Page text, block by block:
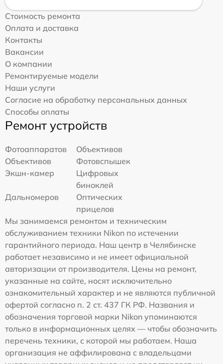
Стоимость ремонта
Оплата и доставка
Контакты
Вакансии
О компании
Ремонтируемые модели
Наши услуги
Согласие на обработку персональных данных
Способы оплаты
Ремонт устройств
Фотоаппаратов
Объективов
Объективов
Фотовспышек
Экшн-камер
Цифровых
биноклей
Дальномеров
Оптических
прицелов
Мы занимаемся ремонтом и техническим
обслуживанием техники Nikon по истечении
гарантийного периода. Наш центр в Челябинске
работает независимо и не имеет официальной
авторизации от производителя. Цены на ремонт,
указанные на сайте, носят исключительно
ознакомительный характер и не являются публичной
офертой согласно п. 2 ст. 437 ГК РФ. Названия и
обозначения торговой марки Nikon упоминаются
только в информационных целях — чтобы обозначить
перечень техники, с которой мы работаем. Наша
организация не аффилирована с владельцами